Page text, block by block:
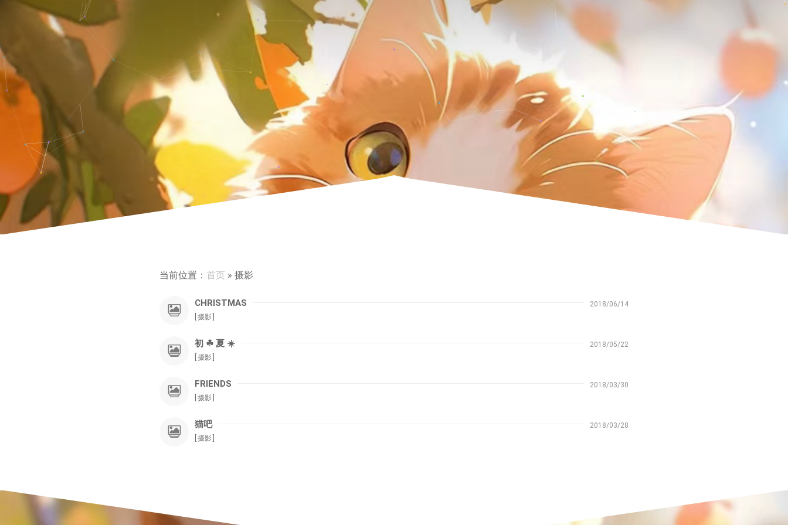
当前位置： 首页 » 摄影
 CHRISTMAS
2018/06/14
摄影
 初 ☘ 夏 ☀️
2018/05/22
摄影
 FRIENDS
2018/03/30
摄影
 猫吧
2018/03/28
摄影